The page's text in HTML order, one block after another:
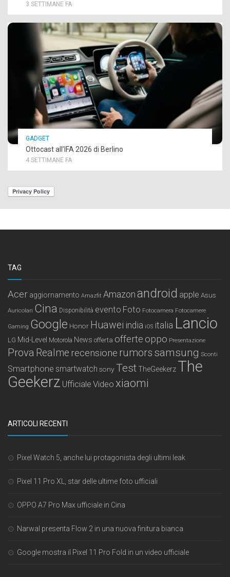
3 SETTIMANE FA
GADGET
Ottocast all’IFA 2026 di Berlino
4 SETTIMANE FA
TAG
Acer aggiornamento Amazfit Amazonandroid apple Asus
Auricolari Cina Disponibilità evento Foto Fotocamera Fotocamere
Gaming Google Honor Huawei india iOS italia Lancio
LG Mid-Level Motorola News offerta offerte oppo Presentazione
Prova Realme recensione rumors samsung Sconti
Smartphone smartwatch sony Test TheGeekerz The
Geekerz Ufficiale Video xiaomi
ARTICOLI RECENTI
Pixel Watch 5, anche lui protagonista degli ultimi leak
Pixel 11 Pro XL, star delle ultime foto ufficiali
OPPO A7 Pro Max ufficiale in Cina
Narwal presenta Flow 2 in una nuova finitura bianca
Google mostra il Pixel 11 Pro Fold in un video ufficiale